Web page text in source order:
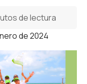
de 2024
de lectura